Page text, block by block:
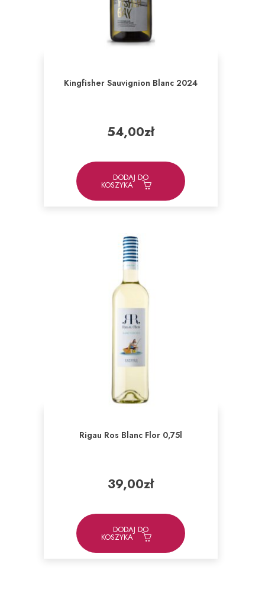
Kingfisher Sauvignion Blanc 2024
54,00zł
DODAJ DO
KOSZYKA
Rigau Ros Blanc Flor 0,75l
39,00zł
DODAJ DO
KOSZYKA